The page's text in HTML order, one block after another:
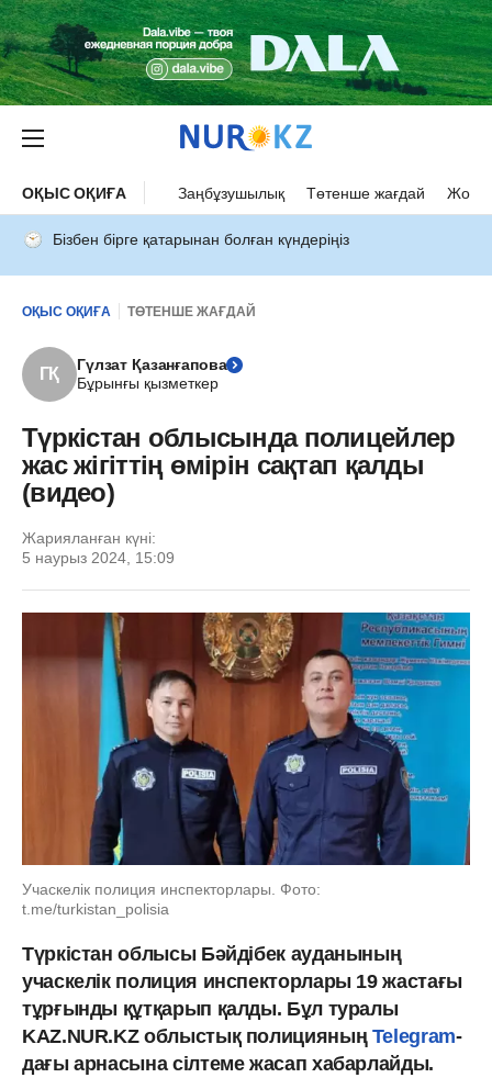
ОҚЫС ОҚИҒА Заңбұзушылық Төтенше жағдай Жол
Бізбен бірге қатарынан болған күндеріңіз
ОҚЫС ОҚИҒА ТӨТЕНШЕ ЖАҒДАЙ
ГҚ
Гүлзат Қазанғапова
Бұрынғы қызметкер
Түркістан облысында полицейлер
жас жігіттің өмірін сақтап қалды
(видео)
Жарияланған күні:
5 наурыз 2024, 15:09
Учаскелік полиция инспекторлары. Фото:
t.me/turkistan_polisia
Түркістан облысы Бәйдібек ауданының
учаскелік полиция инспекторлары 19 жастағы
тұрғынды құтқарып қалды. Бұл туралы
KAZ.NUR.KZ облыстық полицияның Telegram-
дағы арнасына сілтеме жасап хабарлайды.